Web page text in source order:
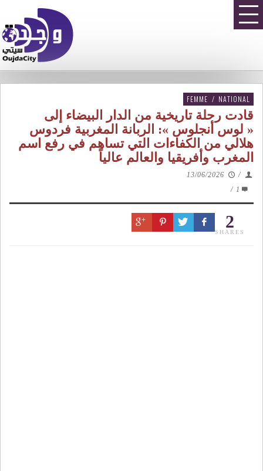
FEMME / NATIONAL
قادت رحلة تاريخية من الدار البيضاء إلى
« لوس أنجلوس »: الربانة المغربية فردوس
هلالي من الكفاءات التي تساهم في رفع اسم
المغرب وأفريقيا والعالم عالياً
/
13/06/2026
1
/
2
SHARES